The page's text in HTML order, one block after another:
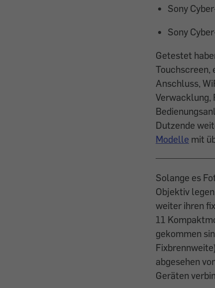
Sony
Sony
Getestet
Touchscreen,
Anschluss,
Verwacklung,
Dutzende
Modelle mit
Solange es
Objektiv
weiter ihren
11
gekommen
abgesehen
Geräten